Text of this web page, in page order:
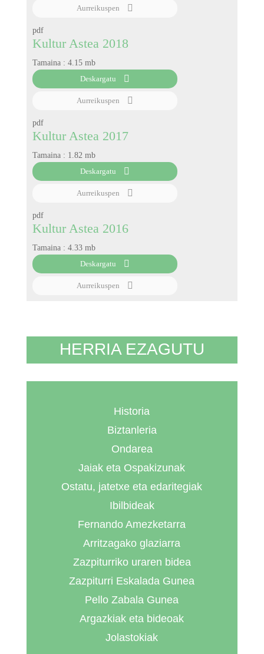
Aurreikuspen
pdf
Kultur Astea 2018
Tamaina : 4.15 mb
Deskargatu
Aurreikuspen
pdf
Kultur Astea 2017
Tamaina : 1.82 mb
Deskargatu
Aurreikuspen
pdf
Kultur Astea 2016
Tamaina : 4.33 mb
Deskargatu
Aurreikuspen
HERRIA EZAGUTU
Historia
Biztanleria
Ondarea
Jaiak eta Ospakizunak
Ostatu, jatetxe eta edaritegiak
Ibilbideak
Fernando Amezketarra
Arritzagako glaziarra
Zazpiturriko uraren bidea
Zazpiturri Eskalada Gunea
Pello Zabala Gunea
Argazkiak eta bideoak
Jolastokiak